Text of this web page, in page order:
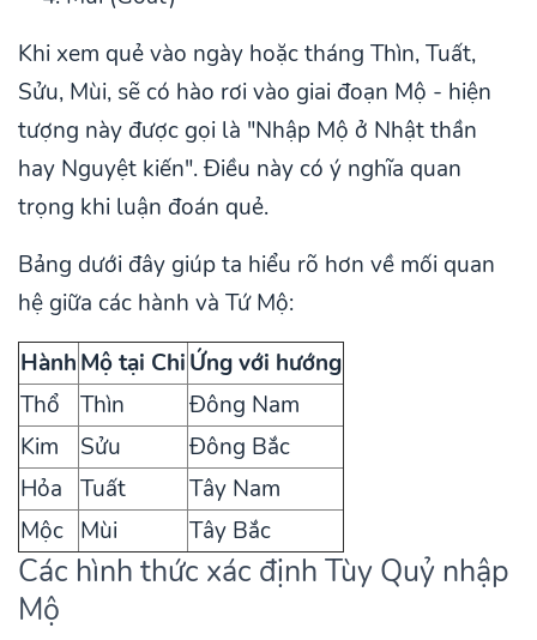
Khi xem quẻ vào ngày hoặc tháng Thìn, Tuất,
Sửu, Mùi, sẽ có hào rơi vào giai đoạn Mộ - hiện
tượng này được gọi là "Nhập Mộ ở Nhật thần
hay Nguyệt kiến". Điều này có ý nghĩa quan
trọng khi luận đoán quẻ.
Bảng dưới đây giúp ta hiểu rõ hơn về mối quan
hệ giữa các hành và Tứ Mộ:
HànhMộ tại ChiỨng với hướng
Thổ
Thìn
Đông Nam
Kim
Sửu
Đông Bắc
Hỏa
Tuất
Tây Nam
Mộc Mùi Tây Bắc
Các hình thức xác định Tùy Quỷ nhập
Mộ